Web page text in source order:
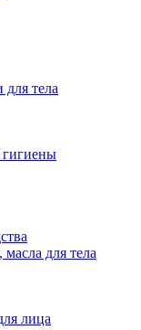
тела
гигиены
для тела
лица